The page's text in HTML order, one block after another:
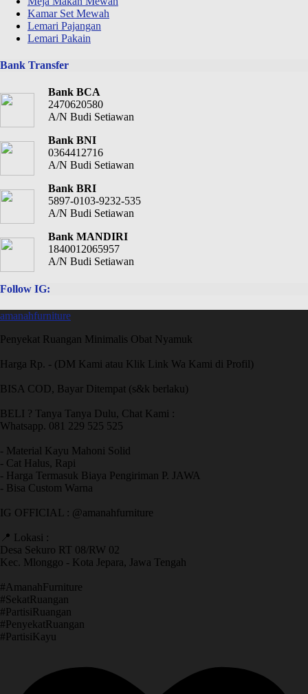
Kamar Set Mewah
Lemari Pajangan
Lemari Pakain
Bank Transfer
Bank BCA
2470620580
A/N Budi Setiawan
Bank BNI
0364412716
A/N Budi Setiawan
Bank BRI
5897-0103-9232-535
A/N Budi Setiawan
Bank MANDIRI
1840012065957
A/N Budi Setiawan
Follow IG:
amanahfurniture
Penyekat Ruangan Minimalis Obat Nyamuk
Harga Rp. - (DM Kami atau Klik Link Wa Kami di Profil)
BISA COD, Bayar Ditempat (s&k berlaku)
BELI ? Tanya Tanya Dulu, Chat Kami :
Whatsapp. 081 229 525 525
- Material Kayu Mahoni Solid
- Cat Halus, Rapi
- Harga Termasuk Biaya Pengiriman P. JAWA
- Bisa Custom Warna
IG OFFICIAL : @amanahfurniture
📍 Lokasi :
Desa Sekuro RT 08/RW 02
Kec. Mlonggo - Kota Jepara, Jawa Tengah
​#AmanahFurniture
​#SekatRuangan
​#PartisiRuangan
​#PenyekatRuangan
​#PartisiKayu